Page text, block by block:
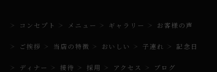
コンセプト メニュー ギャラリー お客様の声
ご挨拶 当店の特徴 おいしい 子連れ 記念日
ディナー 接待 採用 アクセス ブログ